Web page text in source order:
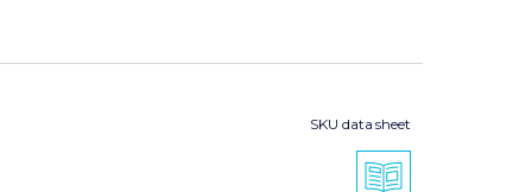
SKU data sheet